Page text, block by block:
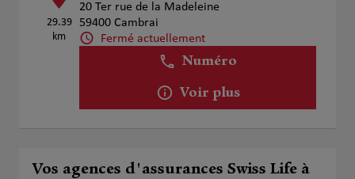
29.39
km
20 Ter rue de la Madeleine
59400 Cambrai
Fermé actuellement
Numéro
Voir plus
Vos agences d'assurances Swiss Life à